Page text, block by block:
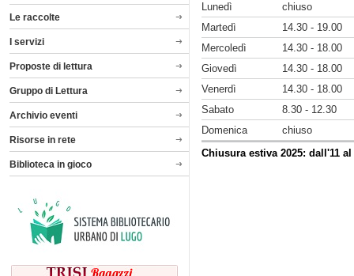
Le raccolte
I servizi
Proposte di lettura
Gruppo di Lettura
Archivio eventi
Risorse in rete
Biblioteca in gioco
Lunedì
chiuso
Martedì
14.30 - 19.00
Mercoledì
14.30 - 18.00
Giovedì
14.30 - 18.00
Venerdì
14.30 - 18.00
Sabato
8.30 - 12.30
Domenica
chiuso
Chiusura estiva 2025: dall'11